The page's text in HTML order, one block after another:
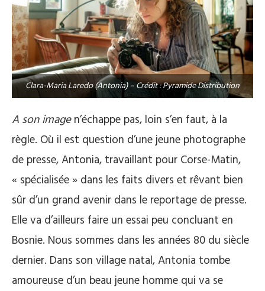
Clara-Maria Laredo (Antonia) – Crédit : Pyramide Distribution
A son imagen’échappe pas, loin s’en faut, à la
règle. Où il est question d’une jeune photographe
de presse, Antonia, travaillant pour Corse-Matin,
« spécialisée » dans les faits divers et rêvant bien
sûr d’un grand avenir dans le reportage de presse.
Elle va d’ailleurs faire un essai peu concluant en
Bosnie. Nous sommes dans les années 80 du siècle
dernier. Dans son village natal, Antonia tombe
amoureuse d’un beau jeune homme qui va se